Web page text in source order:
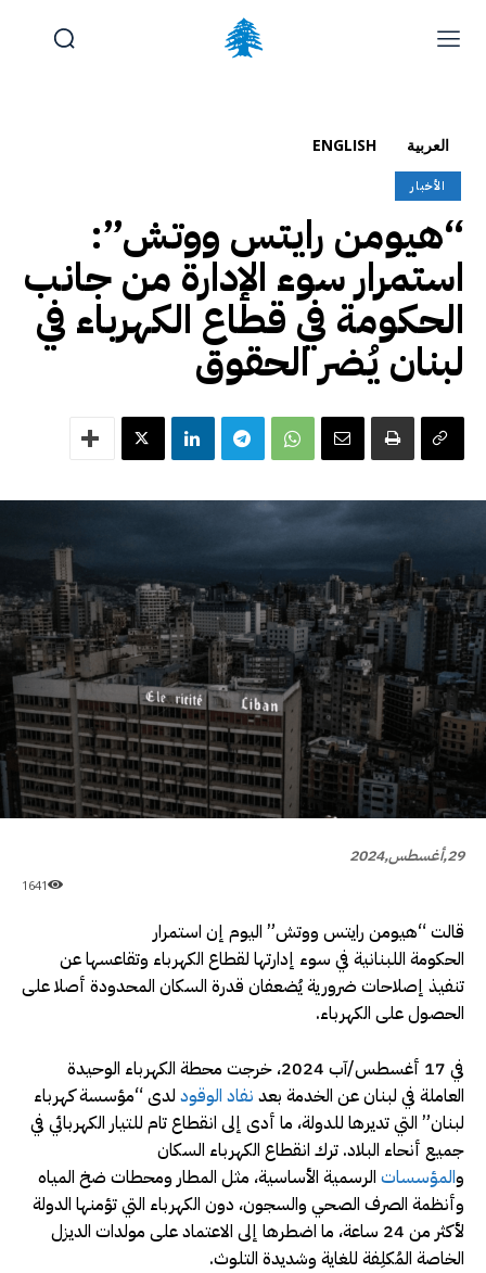
English
(الإنجليزية)
العربية ENGLISH
الأخبار
“هيومن رايتس ووتش”:
استمرار سوء الإدارة من جانب
الحكومة في قطاع الكهرباء في
لبنان يُضر الحقوق
29,أغسطس,2024
1641
قالت “هيومن رايتس ووتش” اليوم إن استمرار
الحكومة اللبنانية في سوء إدارتها لقطاع الكهرباء وتقاعسها عن
تنفيذ إصلاحات ضرورية يُضعفان قدرة السكان المحدودة أصلا على
الحصول على الكهرباء.
في 17 أغسطس/آب 2024، خرجت محطة الكهرباء الوحيدة
العاملة في لبنان عن الخدمة بعد نفاد الوقود لدى “مؤسسة كهرباء
لبنان” التي تديرها للدولة، ما أدى إلى انقطاع تام للتيار الكهربائي في
جميع أنحاء البلاد. ترك انقطاع الكهرباء السكان
والمؤسسات الرسمية الأساسية، مثل المطار ومحطات ضخ المياه
وأنظمة الصرف الصحي والسجون، دون الكهرباء التي تؤمنها الدولة
لأكثر من 24 ساعة، ما اضطرها إلى الاعتماد على مولدات الديزل
الخاصة المُكلِفة للغاية وشديدة التلوث.